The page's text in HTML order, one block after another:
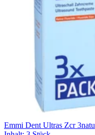
Emmi Dent Ultras Zcr 3natu